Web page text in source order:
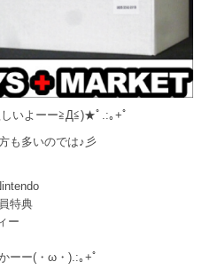
いよーー≧Д≦)★ﾟ.:｡+ﾟ
も多いのでは♪彡
特典
ー
ーー(・ω・).:｡+ﾟ